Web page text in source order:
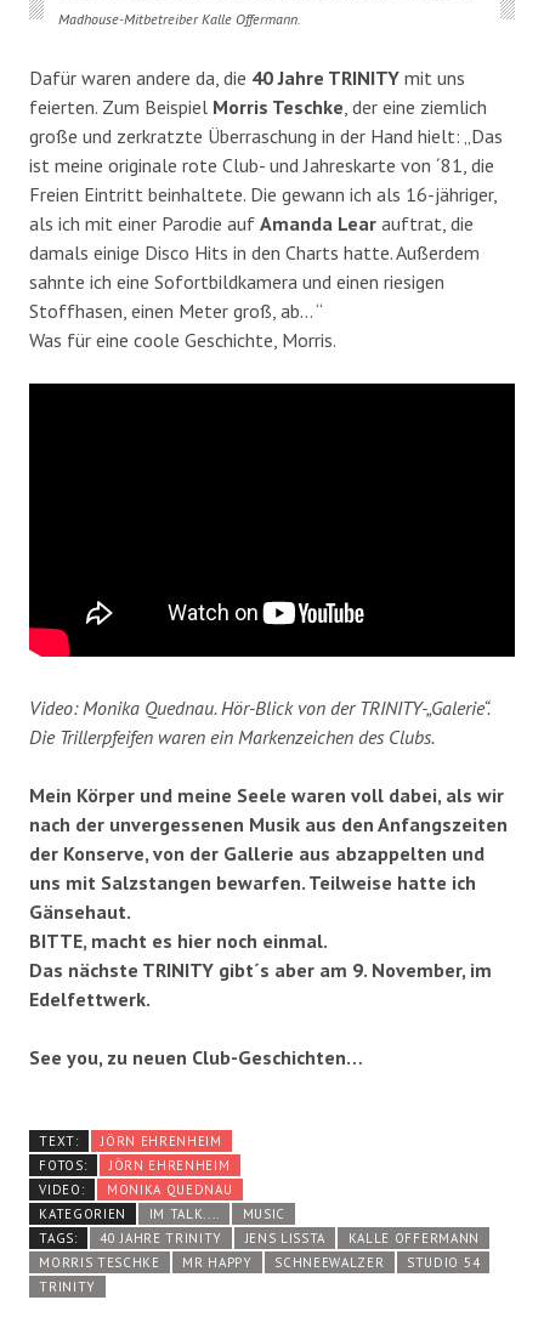
Madhouse-Mitbetreiber Kalle Offermann.
Dafür waren andere da, die 40 Jahre TRINITY mit uns
feierten. Zum Beispiel Morris Teschke , der eine ziemlich
große und zerkratzte Überraschung in der Hand hielt: „Das
ist meine originale rote Club- und Jahreskarte von ´81, die
Freien Eintritt beinhaltete. Die gewann ich als 16-jähriger,
als ich mit einer Parodie auf Amanda Lear auftrat, die
damals einige Disco Hits in den Charts hatte. Außerdem
sahnte ich eine Sofortbildkamera und einen riesigen
Stoffhasen, einen Meter groß, ab… “
Was für eine coole Geschichte, Morris.
Video: Monika Quednau. Hör-Blick von der TRINITY-„Galerie“.
Die Trillerpfeifen waren ein Markenzeichen des Clubs.
Mein Körper und meine Seele waren voll dabei, als wir
nach der unvergessenen Musik aus den Anfangszeiten
der Konserve, von der Gallerie aus abzappelten und
uns mit Salzstangen bewarfen. Teilweise hatte ich
Gänsehaut.
BITTE, macht es hier noch einmal.
Das nächste TRINITY gibt´s aber am 9. November, im
Edelfettwerk.
See you, zu neuen Club-Geschichten…
TEXT:
JÖRN EHRENHEIM
FOTOS:
JÖRN EHRENHEIM
VIDEO:
MONIKA QUEDNAU
KATEGORIEN
IM TALK....
MUSIC
TAGS:
40 JAHRE TRINITY JENS LISSTA
KALLE OFFERMANN
MORRIS TESCHKE
MR HAPPY SCHNEEWALZER
STUDIO 54
TRINITY